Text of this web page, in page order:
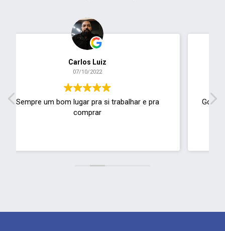
Everton Duarte
11/01/2022
Gostaria de saber se há algum canal para envio
de curriculum